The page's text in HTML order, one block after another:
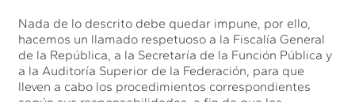
Nada de lo descrito debe quedar impune, por ello,
hacemos un llamado respetuoso a la Fiscalía General
de la República, a la Secretaría de la Función Pública y
a la Auditoría Superior de la Federación, para que
lleven a cabo los procedimientos correspondientes